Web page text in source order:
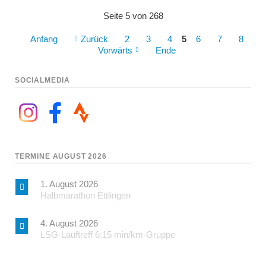
Seite 5 von 268
Anfang Zurück 2 3 4 5 6 7
8
Vorwärts
Ende
SOCIALMEDIA
TERMINE AUGUST 2026
1. August 2026
Halbmarathon Ettlingen
4. August 2026
LSG-Lauftreff 6:15 min/km-Gruppe